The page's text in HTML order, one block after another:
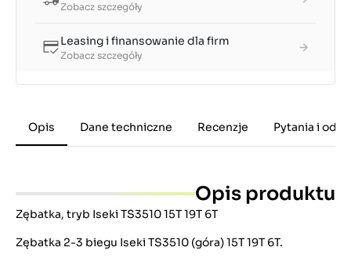
Zobacz szczegóły
Leasing i finansowanie dla firm
Zobacz szczegóły
Opis Dane techniczne Recenzje Pytania i
Opis produktu
Zębatka, tryb Iseki TS3510 15T 19T 6T
Zębatka 2-3 biegu Iseki TS3510 (góra) 15T 19T 6T.